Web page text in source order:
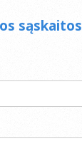
sąskaitos